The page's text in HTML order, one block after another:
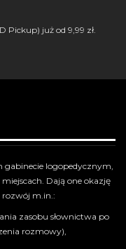
Pickup) już od 9,99 zł.
logopedycznym,
Dają one okazję
m.in.:
zasobu słownictwa po
rozmowy),